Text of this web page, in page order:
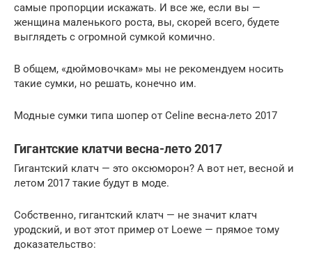
самые пропорции искажать. И все же, если вы —
женщина маленького роста, вы, скорей всего, будете
выглядеть с огромной сумкой комично.
В общем, «дюймовочкам» мы не рекомендуем носить
такие сумки, но решать, конечно им.
Модные сумки типа шопер от Celine весна-лето 2017
Гигантские клатчи весна-лето 2017
Гигантский клатч — это оксюморон? А вот нет, весной и
летом 2017 такие будут в моде.
Собственно, гигантский клатч — не значит клатч
уродский, и вот этот пример от Loewe — прямое тому
доказательство: